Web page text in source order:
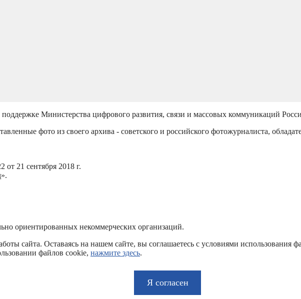
Министерства цифрового развития, связи и массовых коммуникаций
фото из своего архива - советского и российского фотожурналиста,
21 сентября 2018 г.
ориентированных некоммерческих организаций.
сайта. Оставаясь на нашем сайте, вы соглашаетесь с условиями использования
файлов cookie, нажмите здесь.
Я согласен